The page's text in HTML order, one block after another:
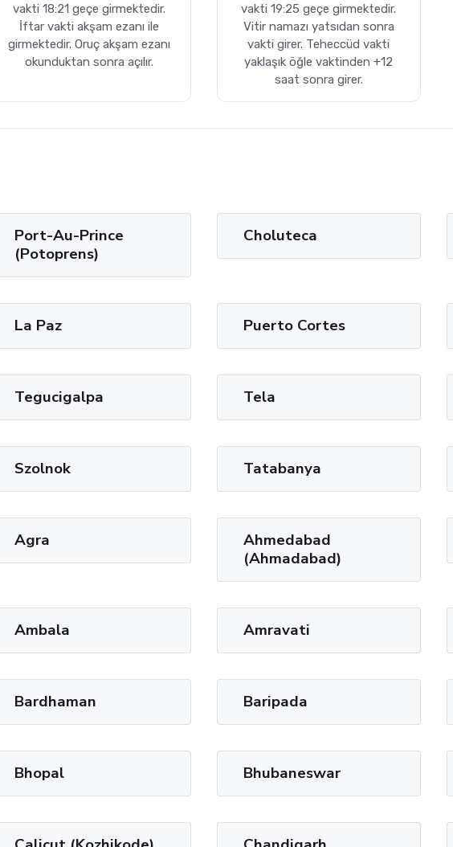
vakti 18:21 geçe girmektedir.
İftar vakti akşam ezanı ile
girmektedir. Oruç akşam ezanı
okunduktan sonra açılır.
vakti 19:25 geçe girmektedir.
Vitir namazı yatsıdan sonra
vakti girer. Teheccüd vakti
yaklaşık öğle vaktinden +12
saat sonra girer.
Port-Au-Prince
(Potoprens)
Choluteca
La Paz Puerto Cortes
Tegucigalpa Tela
Szolnok Tatabanya
Agra
Ahmedabad
(Ahmadabad)
Ambala Amravati
Bardhaman Baripada
Bhopal Bhubaneswar